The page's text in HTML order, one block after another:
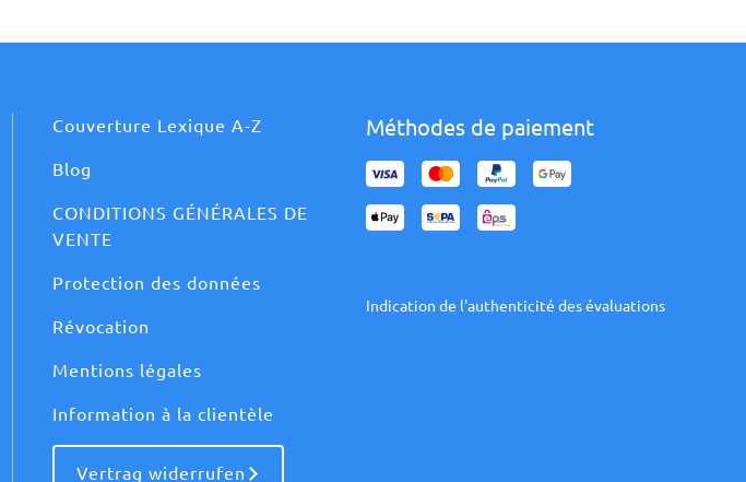
Couverture Lexique A-Z
Blog
CONDITIONS GÉNÉRALES DE
VENTE
Protection des données
Révocation
Mentions légales
Information à la clientèle
Vertrag widerrufen
Méthodes de paiement
Indication de l'authenticité des évaluations